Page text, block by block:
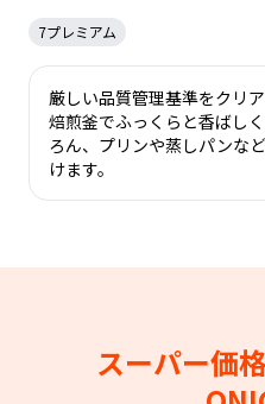
7プレミアム
厳しい品質管理基準をクリ
焙煎釜でふっくらと香ばし
ろん、プリンや蒸しパンな
けます。
スーパー価